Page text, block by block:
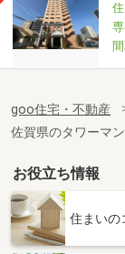
goo住宅・不動産
佐賀県のタワーマ
お役立ち情報
住まいの